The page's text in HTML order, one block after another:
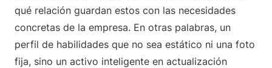
qué relación guardan estos con las necesidades
concretas de la empresa. En otras palabras, un
perfil de habilidades que no sea estático ni una foto
fija, sino un activo inteligente en actualización